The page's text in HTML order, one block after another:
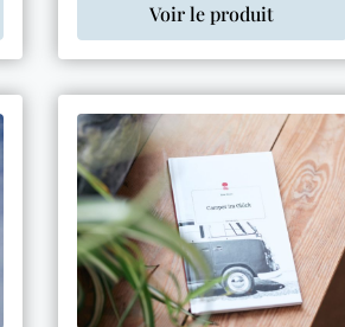
Voir le produit